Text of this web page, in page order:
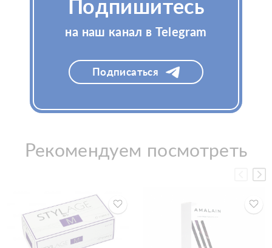
Узнать цену
Рекомендуем посмотреть
Подпишитесь
на наш канал в Telegram
Подписаться